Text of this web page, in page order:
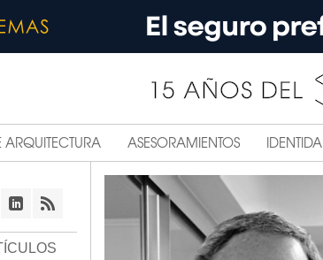
ASESORAMIENTOS